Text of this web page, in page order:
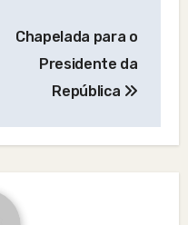
Chapelada para o
Presidente da
República